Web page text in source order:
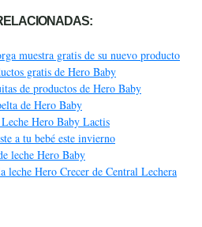
muestra gratis de su nuevo producto
gratis de Hero Baby
de productos de Hero Baby
de Hero Baby
Hero Baby Lactis
a tu bebé este invierno
leche Hero Baby
leche Hero Crecer de Central Lechera